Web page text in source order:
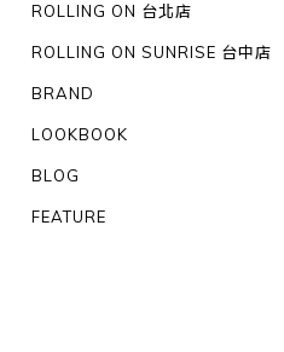
ROLLING ON 台北店
ROLLING ON SUNRISE 台中店
BRAND
LOOKBOOK
BLOG
FEATURE